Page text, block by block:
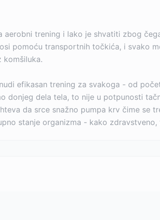
trening i lako je shvatiti zbog
pomoću transportnih točkića, i svako
komšiluka.
efikasan trening za svakoga - od
donjeg dela tela, to nije u potpunosti
da srce snažno pumpa krv čime se
stanje organizma - kako